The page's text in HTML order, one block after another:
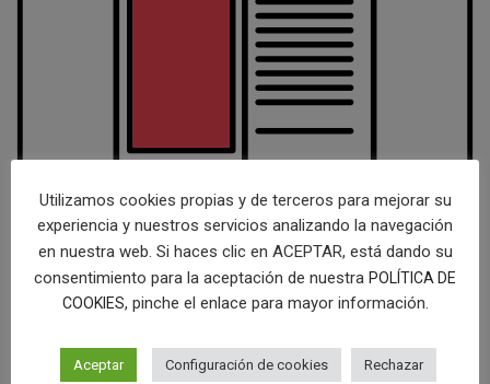
DISEÑO DE DÍPTICO
Utilizamos cookies propias y de terceros para mejorar su
experiencia y nuestros servicios analizando la navegación
en nuestra web. Si haces clic en ACEPTAR, está dando su
consentimiento para la aceptación de nuestra POLÍTICA DE
COOKIES, pinche el enlace para mayor información.
Aceptar Configuración de cookies Rechazar